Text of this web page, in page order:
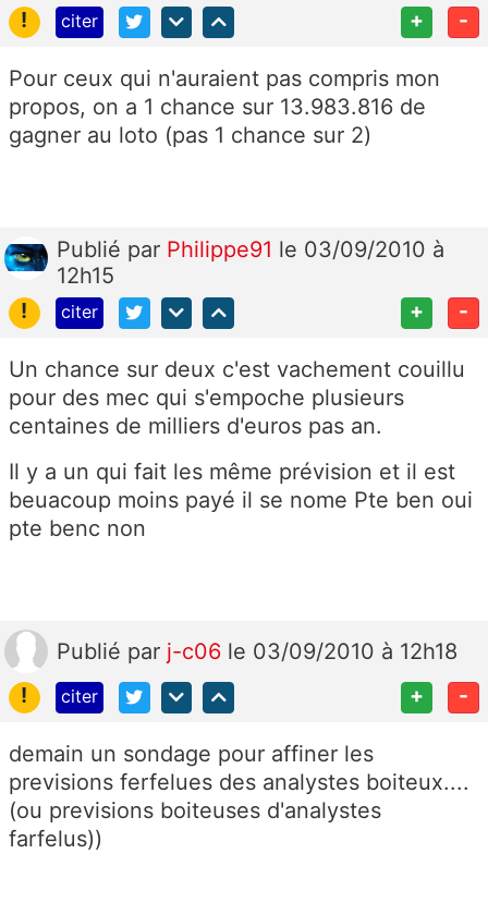
! citer + -
Pour ceux qui n'auraient pas compris mon
propos, on a 1 chance sur 13.983.816 de
gagner au loto (pas 1 chance sur 2)
Publié par Philippe91 le 03/09/2010 à
12h15
!
citer + -
Un chance sur deux c'est vachement couillu
pour des mec qui s'empoche plusieurs
centaines de milliers d'euros pas an.
Il y a un qui fait les même prévision et il est
beuacoup moins payé il se nome Pte ben oui
pte benc non
Publié par j-c06 le 03/09/2010 à 12h18
!
citer + -
demain un sondage pour affiner les
previsions ferfelues des analystes boiteux....
(ou previsions boiteuses d'analystes
farfelus))